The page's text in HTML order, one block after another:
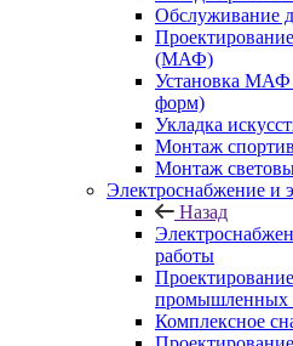
Обслуживание
(МАФ)
Установка МАФ
форм)
Укладка
Монтаж
Монтаж
Электроснабжение и
Назад
работы
промышленных
Комплексное